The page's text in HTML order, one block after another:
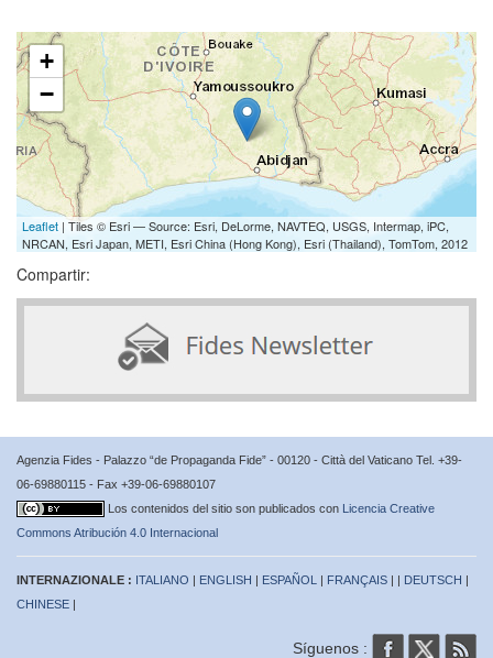
+
−
Leaflet | Tiles © Esri — Source: Esri, DeLorme, NAVTEQ, USGS, Intermap, iPC,
NRCAN, Esri Japan, METI, Esri China (Hong Kong), Esri (Thailand), TomTom, 2012
Compartir:
Agenzia Fides - Palazzo “de Propaganda Fide” - 00120 - Città del Vaticano Tel. +39-
06-69880115 - Fax +39-06-69880107
Los contenidos del sitio son publicados con Licencia Creative
Commons Atribución 4.0 Internacional
INTERNAZIONALE : ITALIANO | ENGLISH | ESPAÑOL | FRANÇAIS | | DEUTSCH |
CHINESE |
Síguenos :